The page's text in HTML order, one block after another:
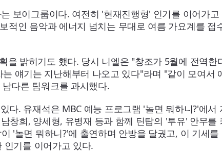
보이그룹이다. 여전히 '현재진행형' 인기를 이어가고
적인 음악과 에너지 넘치는 무대로 여름 가요계를 접
을 밝히기도 했다. 당시 니엘은 "창조가 5월에 전역한
얘기는 지난해부터 나오고 있다"라며 "같이 모여서
다른 팀워크를 과시했다.
다. 유재석은 MBC 예능 프로그램 '놀면 뭐하니?'에서
창희, 양세형, 유병재 등과 함께 틴탑의 '투유' 안무를
'놀면 뭐하니?'에 출연하며 안방을 달궜고, 이 기세를
기를 이어가고 있다.